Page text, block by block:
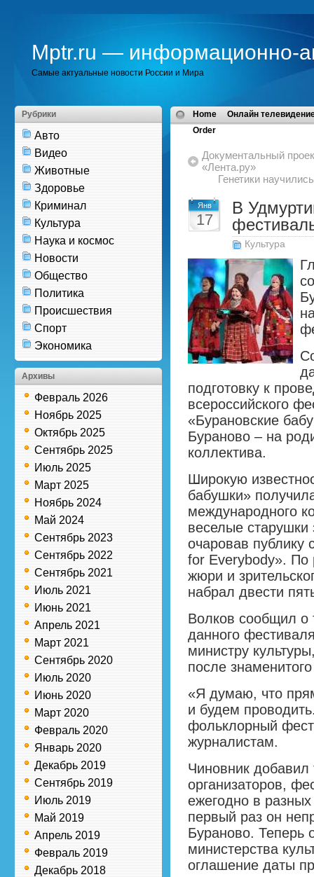
Mptr.ru — информационно-
Самые актуальные новости России и Мира
Рубрики
Авто
Видео
Животные
Здоровье
Криминал
Культура
Наука и космос
Новости
Общество
Политика
Происшествия
Спорт
Экономика
Архивы
Февраль 2026
Ноябрь 2025
Октябрь 2025
Сентябрь 2025
Июль 2025
Март 2025
Ноябрь 2024
Май 2024
Сентябрь 2023
Сентябрь 2022
Сентябрь 2021
Июль 2021
Июнь 2021
Апрель 2021
Март 2021
Сентябрь 2020
Июль 2020
Июнь 2020
Март 2020
Февраль 2020
Январь 2020
Декабрь 2019
Сентябрь 2019
Июль 2019
Май 2019
Апрель 2019
Февраль 2019
Декабрь 2018
Home
Онлайн
Order
Документальный
«Лента.ру»
Генетики
Янв
17
В
Культура
подготовку к
всероссийского
«Бурановские
Бураново – на
коллектива.
Широкую
бабушки»
международного
веселые старушки
очаровав публику
for Everybody». По
жюри и
набрал двести
Волков сообщил о
данного
министру
после
«Я думаю, что
и будем
фольклорный
журналистам.
Чиновник добавил
организаторов,
ежегодно в
первый раз он
Бураново. Теперь
министерства
оглашение даты